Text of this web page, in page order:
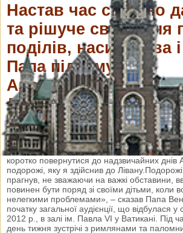
Настав час спільно
та рішуче свідчення
поділів, насильства
Папа підсумував
Апостольську
Лівану
19 вересня 2012 р. Переглядів:
«Дорогі брати й сестри, сьогодні хочу
коротко повернутися до надзвичайних днів
подорожі, яку я здійснив до Лівану.
прагнув, не зважаючи на важкі обставини,
повинен бути поряд зі своїми дітьми, коли
нелегкими проблемами», – сказав Папа
початку загальної аудієнції, що відбулася
2012 р., в залі ім. Павла VI у Ватикані. Під
день тижня зустрічі з римлянами та